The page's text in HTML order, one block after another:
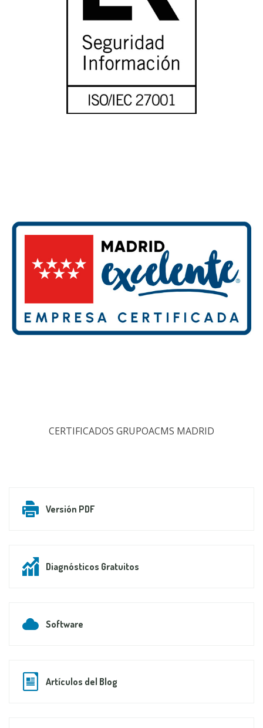
CERTIFICADOS GRUPOACMS MADRID
Versión PDF
Diagnósticos Gratuitos
Software
Artículos del Blog